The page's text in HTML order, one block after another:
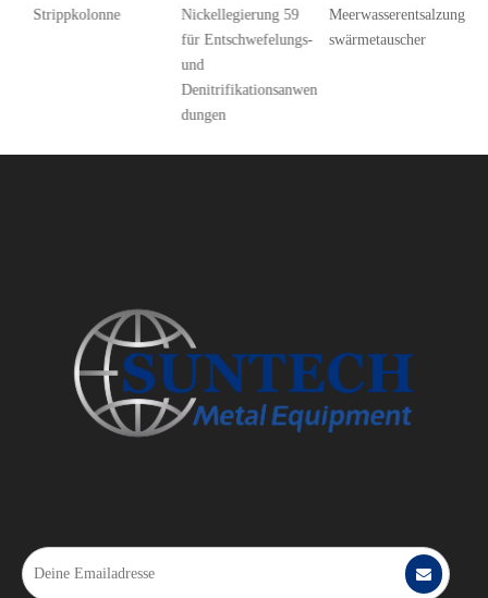
Strippkolonne
Nickellegierung 59
für Entschwefelungs-
und
Denitrifikationsanwen
dungen
Meerwasserentsalzung
swärmetauscher